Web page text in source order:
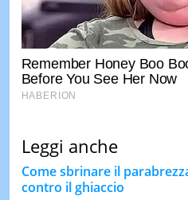
Leggi anche
Come sbrinare il
contro il ghiaccio